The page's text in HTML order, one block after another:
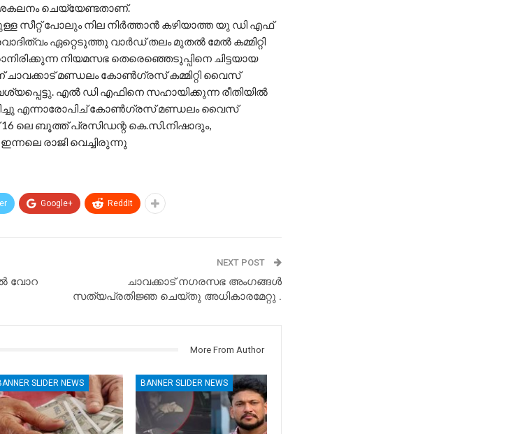
ചെയ്യേണ്ടതാണ്‌.
സീറ്റ്‌ പോലും നില നിർത്താൻ കഴിയാത്ത യു ഡി എഫ്
ഏറ്റെടുത്തു വാർഡ് തലം മുതൽ മേൽ കമ്മിറ്റി
നിയമസഭ തെരെഞ്ഞെടുപ്പിനെ ചിട്ടയായ
ചാവക്കാട് മണ്ഡലം കോൺഗ്രസ്‌ കമ്മിറ്റി വൈസ്
എൽ ഡി എഫിനെ സഹായിക്കുന്ന രീതിയിൽ
എന്നാരോപിച് കോൺഗ്രസ് മണ്ഡലം വൈസ്
ലെ ബൂത്ത് പ്രസിഡന്റ കെ.സി.നിഷാദും,
രാജി വെച്ചിരുന്നു
Google+ ReddIt
വോറ
NEXT POST
ചാവക്കാട് നഗരസഭ അംഗങ്ങൾ
സത്യപ്രതിജ്ഞ ചെയ്തു അധികാരമേറ്റു .
More From Author
SLIDER NEWS BANNER SLIDER NEWS